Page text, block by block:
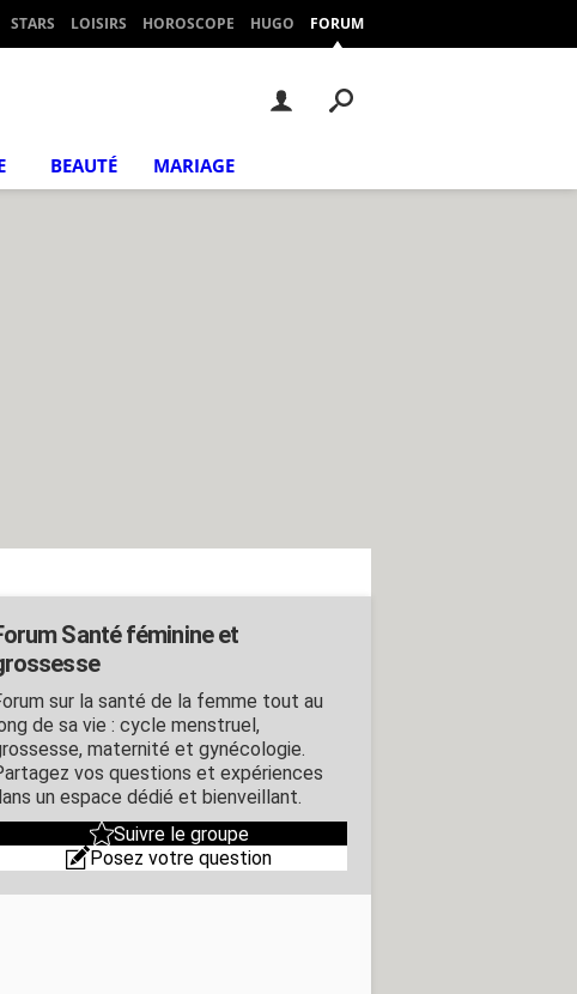
STARS LOISIRS HOROSCOPE HUGO FORUM
BEAUTÉ MARIAGE
Santé féminine et
sur la santé de la femme tout au
de sa vie : cycle menstruel,
maternité et gynécologie.
vos questions et expériences
un espace dédié et bienveillant.
Suivre le groupe
Posez votre question